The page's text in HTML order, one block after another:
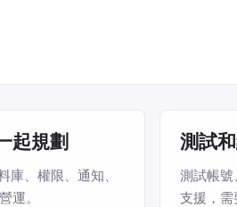
起規劃
庫、權限、通知、
運。
測試
測試帳
支援，需